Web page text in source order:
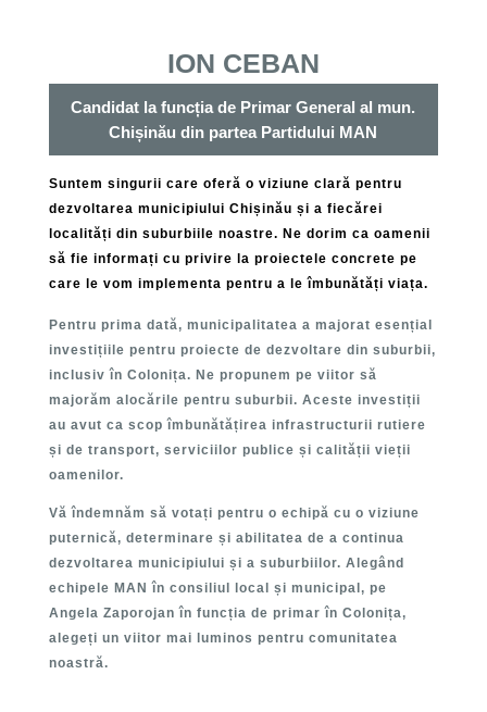
ION CEBAN
Candidat la funcția de Primar General al mun.
Chișinău din partea Partidului MAN
Suntem singurii care oferă o viziune clară pentru
dezvoltarea municipiului Chișinău și a fiecărei
localități din suburbiile noastre. Ne dorim ca oamenii
să fie informați cu privire la proiectele concrete pe
care le vom implementa pentru a le îmbunătăți viața.
Pentru prima dată, municipalitatea a majorat esențial
investițiile pentru proiecte de dezvoltare din suburbii,
inclusiv în Colonița. Ne propunem pe viitor să
majorăm alocările pentru suburbii. Aceste investiții
au avut ca scop îmbunătățirea infrastructurii rutiere
și de transport, serviciilor publice și calității vieții
oamenilor.
Vă îndemnăm să votați pentru o echipă cu o viziune
puternică, determinare și abilitatea de a continua
dezvoltarea municipiului și a suburbiilor. Alegând
echipele MAN în consiliul local și municipal, pe
Angela Zaporojan în funcția de primar în Colonița,
alegeți un viitor mai luminos pentru comunitatea
noastră.